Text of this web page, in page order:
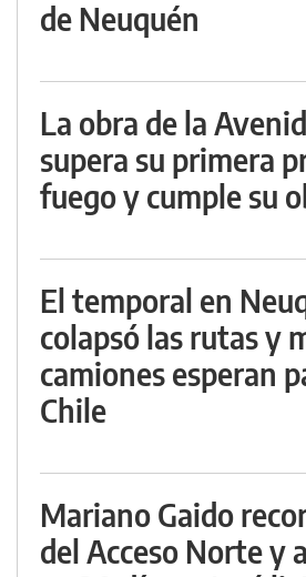
de Neuquén
La obra de la
supera su primera
fuego y cumple su
El temporal en
colapsó las rutas y
camiones esperan
Chile
Mariano Gaido
del Acceso Norte y